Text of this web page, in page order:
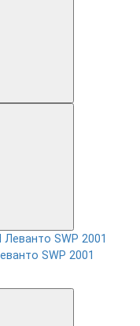
SWP 2001